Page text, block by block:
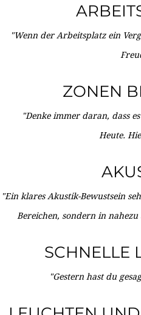
"Wenn der Arbeitsplatz ein
ZONEN
"Denke immer daran, dass
Heute.
"Ein klares Akustik-Bewustsein
Bereichen, sondern in
SCHNELLE
"Gestern hast du